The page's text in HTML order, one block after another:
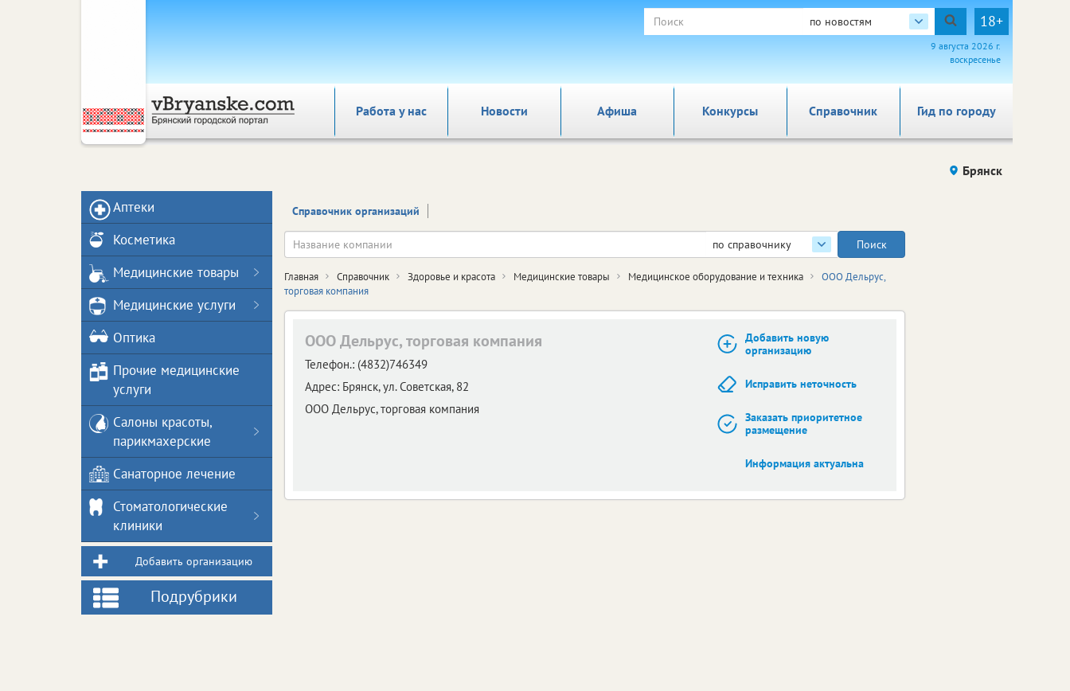
по новостям 18+
9 августа 2026 г.
воскресенье
Работа у нас Новости Афиша Справочник Гид по городу
Конкурсы
Брянск
Справочник организаций
по справочнику
Главная Справочник Здоровье и красота Медицинские товары Медицинское оборудование и техника
ООО Дельрус,
торговая компания
ООО Дельрус, торговая компания
Телефон.: (4832)746349
Адрес: Брянск,ул. Советская, 82
ООО Дельрус, торговая компания
Добавить новую
организацию
Исправить неточность
Заказать приоритетное
размещение
Информация актуальна
Аптеки
Косметика
Медицинские товары
Медицинские услуги
Оптика
Прочие медицинские
услуги
Салоны красоты,
парикмахерские
Санаторное лечение
Стоматологические
клиники
Добавить организацию
Подрубрики